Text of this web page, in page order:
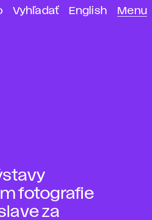
Vyhľadať English Menu
fotografie
za